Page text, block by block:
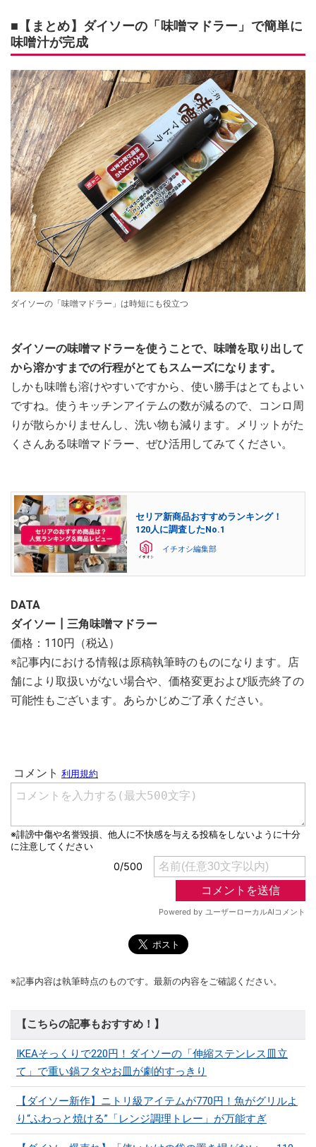
■【まとめ】ダイソーの「味噌マドラー」で簡単に
味噌汁が完成
ダイソーの「味噌マドラー」は時短にも役立つ
ダイソーの味噌マドラーを使うことで、味噌を取り出して
から溶かすまでの行程がとてもスムーズになります。
しかも味噌も溶けやすいですから、使い勝手はとてもよい
ですね。使うキッチンアイテムの数が減るので、コンロ周
りが散らかりませんし、洗い物も減ります。メリットがた
くさんある味噌マドラー、ぜひ活用してみてください。
セリア新商品おすすめランキング！
120人に調査したNo.1
イチオシ編集部
DATA
ダイソー┃三角味噌マドラー
価格：110円（税込）
※記事内における情報は原稿執筆時のものになります。店
舗により取扱いがない場合や、価格変更および販売終了の
可能性もございます。あらかじめご了承ください。
※記事内容は執筆時点のものです。最新の内容をご確認ください。
【こちらの記事もおすすめ！】
IKEAそっくりで220円！ダイソーの「伸縮ステンレス皿立
て」で重い鍋フタやお皿が劇的すっきり
【ダイソー新作】ニトリ級アイテムが770円！魚がグリルよ
り“ふわっと焼ける”「レンジ調理トレー」が万能すぎ